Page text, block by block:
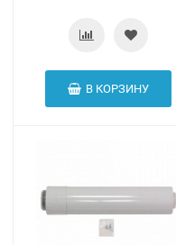
В КОРЗИНУ